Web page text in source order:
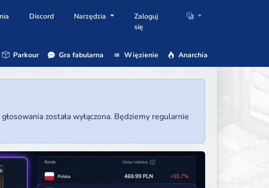
Discord Narzędzia
Zaloguj
się
Parkour Gra fabularna Więzienie Anarchia
została wyłączona. Będziemy regularnie